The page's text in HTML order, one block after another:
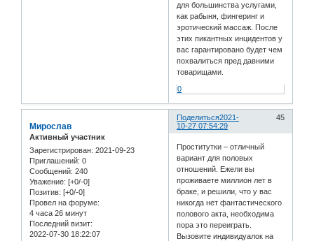
для большинства услугами,
как рабыня, фингеринг и
эротический массаж. После
этих пикантных инцидентов у
вас гарантировано будет чем
похвалиться пред давними
товарищами.
0
Поделиться 45
2021-
10-27 07:54:29
Мирослав
Активный участник
Зарегистрирован: 2021-09-23
Приглашений: 0
Сообщений: 240
Уважение: [+0/-0]
Позитив: [+0/-0]
Провел на форуме:
4 часа 26 минут
Последний визит:
2022-07-30 18:22:07
Проститутки – отличный
вариант для половых
отношений. Ежели вы
проживаете миллион лет в
браке, и решили, что у вас
никогда нет фантастического
полового акта, необходима
пора это переиграть.
Вызовите индивидуалок на